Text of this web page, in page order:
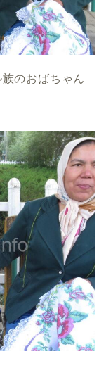
のおばちゃん